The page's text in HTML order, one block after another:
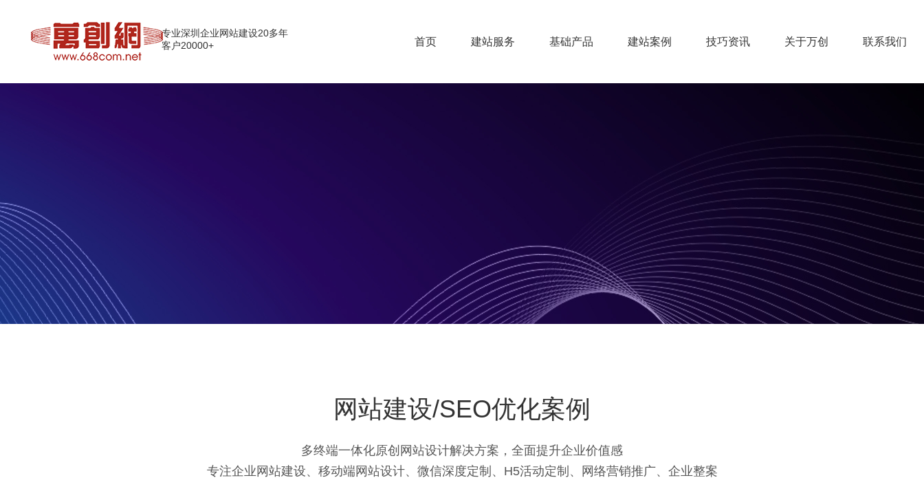
专业深圳企业网站建设20多年
客户20000+
首页 建站服务 基础产品 建站案例 技巧资讯 关于万创 联系我们
网站建设/SEO优化案例
多终端一体化原创网站设计解决方案，全面提升企业价值感
专注企业网站建设、移动端网站设计、微信深度定制、H5活动定制、网络营销推广、企业整案